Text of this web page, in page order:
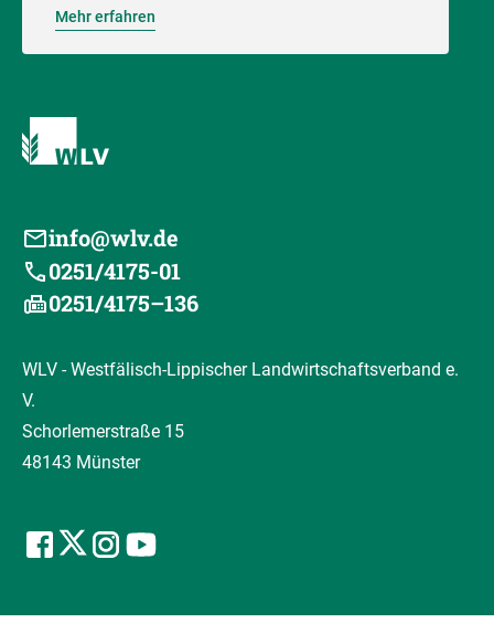
Mehr erfahren
info@wlv.de
0251/4175-01
0251/4175–136
WLV - Westfälisch-Lippischer Landwirtschaftsverband e.
V.
Schorlemerstraße 15
48143 Münster